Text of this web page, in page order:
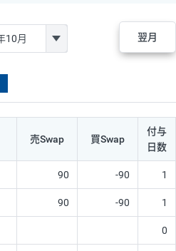
翌月
売Swap 買Swap
付与
日数
90 -90 1
90 -90 1
0